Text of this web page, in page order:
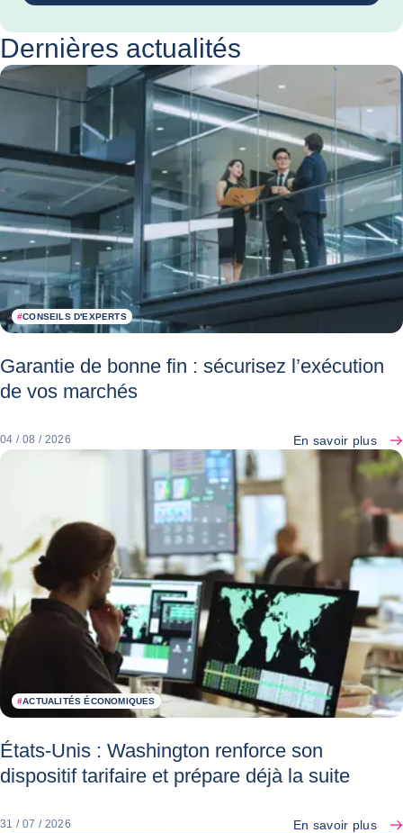
Dernières actualités
#CONSEILS D'EXPERTS
Garantie de bonne fin : sécurisez l’exécution
de vos marchés
04 / 08 / 2026 En savoir plus
#ACTUALITÉS ÉCONOMIQUES
États-Unis : Washington renforce son
dispositif tarifaire et prépare déjà la suite
31 / 07 / 2026 En savoir plus